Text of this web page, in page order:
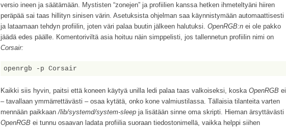
versio ineen ja säätämään. Mystisten “zonejen” ja profiilien kanssa hetken ihmeteltyäni hiiren
peräpää sai taas hillityn sinisen värin. Asetuksista ohjelman saa käynnistymään automaattisesti
ja lataamaan tehdyn profiilin, joten väri palaa buutin jälkeen halutuksi. OpenRGB:n ei ole pakko
jäädä edes päälle. Komentoriviltä asia hoituu näin simppelisti, jos tallennetun profiilin nimi on
Corsair:
openrgb -p Corsair
Kaikki siis hyvin, paitsi että koneen käytyä unilla ledi palaa taas valkoiseksi, koska OpenRGB ei
– tavallaan ymmärrettävästi – osaa kytätä, onko kone valmiustilassa. Tällaisia tilanteita varten
mennään paikkaan /lib/systemd/system-sleep ja lisätään sinne oma skripti. Hieman ärsyttävästi
OpenRGB ei tunnu osaavan ladata profiilia suoraan tiedostonimellä, vaikka helppi siihen